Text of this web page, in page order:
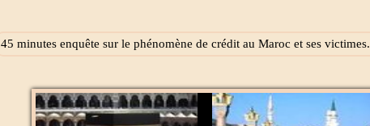
45 minutes enquête sur le phénomène de crédit au Maroc et ses victimes.